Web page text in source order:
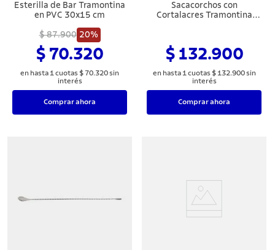
Esterilla de Bar Tramontina
en PVC 30x15 cm
$ 87.900 20%
$ 70.320
en hasta 1 cuotas $ 70.320sin
interés
Comprar ahora
Sacacorchos con
Cortalacres Tramontina
Antiadherente Negro
$ 132.900
en hasta 1 cuotas $ 132.900sin
interés
Comprar ahora